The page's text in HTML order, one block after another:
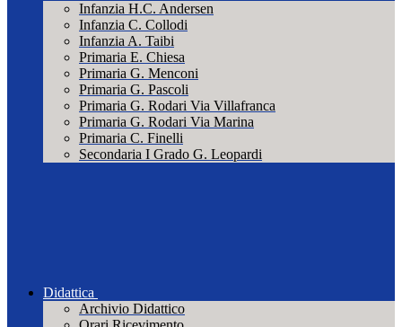
Infanzia H.C. Andersen
Infanzia C. Collodi
Infanzia A. Taibi
Primaria E. Chiesa
Primaria G. Menconi
Primaria G. Pascoli
Primaria G. Rodari Via Villafranca
Primaria G. Rodari Via Marina
Primaria C. Finelli
Secondaria I Grado G. Leopardi
Didattica
Archivio Didattico